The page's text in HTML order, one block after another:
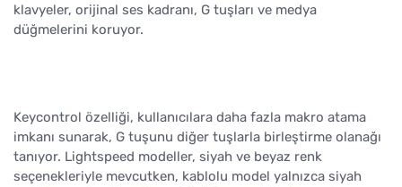
klavyeler, orijinal ses kadranı, G tuşları ve medya
düğmelerini koruyor.
Keycontrol özelliği, kullanıcılara daha fazla makro atama
imkanı sunarak, G tuşunu diğer tuşlarla birleştirme olanağı
tanıyor. Lightspeed modeller, siyah ve beyaz renk
seçenekleriyle mevcutken, kablolu model yalnızca siyah